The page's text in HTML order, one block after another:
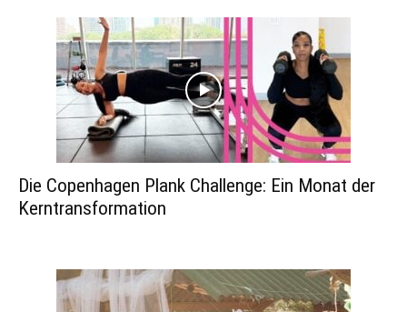
Die Copenhagen Plank Challenge: Ein Monat der
Kerntransformation